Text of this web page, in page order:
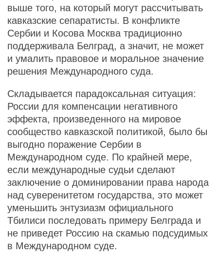
выше того, на который могут рассчитывать
кавказские сепаратисты. В конфликте
Сербии и Косова Москва традиционно
поддерживала Белград, а значит, не может
и умалить правовое и моральное значение
решения Международного суда.
Складывается парадоксальная ситуация:
России для компенсации негативного
эффекта, произведенного на мировое
сообщество кавказской политикой, было бы
выгодно поражение Сербии в
Международном суде. По крайней мере,
если международные судьи сделают
заключение о доминировании права народа
над суверенитетом государства, это может
уменьшить энтузиазм официального
Тбилиси последовать примеру Белграда и
не приведет Россию на скамью подсудимых
в Международном суде.